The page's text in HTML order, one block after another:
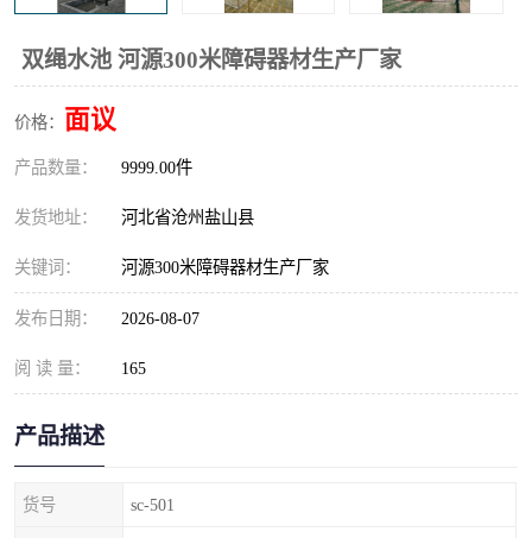
双绳水池 河源300米障碍器材生产厂家
价格： 面议
产品数量： 9999.00件
发货地址： 河北省沧州盐山县
关键词： 河源300米障碍器材生产厂家
发布日期： 2026-08-07
阅 读 量： 165
产品描述
货号 sc-501